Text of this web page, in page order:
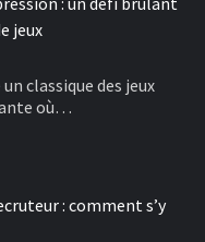
jeux
classique des jeux
où…
: comment s’y